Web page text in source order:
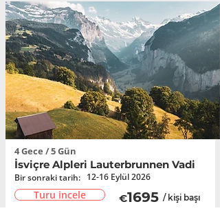
4 Gece / 5 Gün
İsviçre Alpleri Lauterbrunnen Vadi
Bir sonraki tarih: 12-16 Eylül 2026
Turu incele €1695 / kişi başı